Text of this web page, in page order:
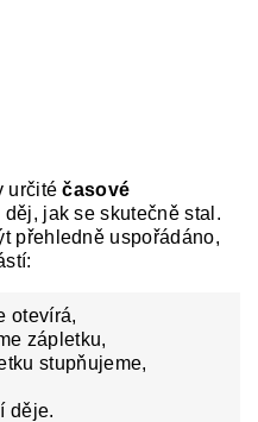
určitéčasové
děj, jak se skutečně stal.
přehledně uspořádáno,
otevírá,
zápletku,
stupňujeme,
děje.